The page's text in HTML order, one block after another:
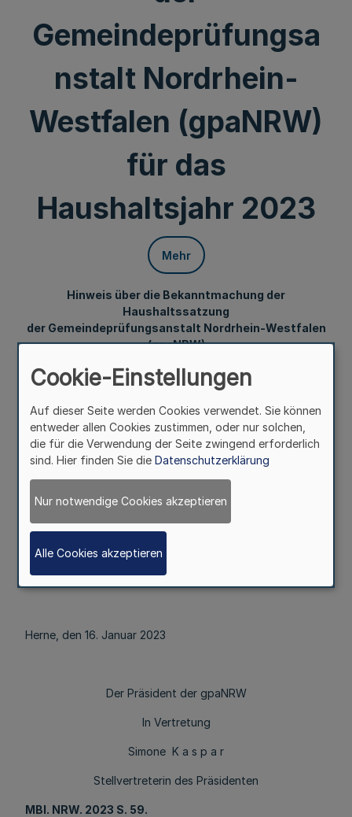
Gemeindeprüfungsa
nstalt Nordrhein-
Westfalen (gpaNRW)
für das
Haushaltsjahr 2023
Mehr
Hinweis über die Bekanntmachung der
Haushaltssatzung
der Gemeindeprüfungsanstalt Nordrhein-Westfalen
(gpaNRW)
Bekanntmachung
der Gemeindeprüfungsanstalt Nordrhein-Westfalen
Vom 16. Januar 2023
Die Haushaltssatzung der Gemeindeprüfungsanstalt
2023 ist im Internet unter https://gpanrw.de/aktuelles
öffentlich bekannt gemacht worden.
Herne, den 16. Januar 2023
Der Präsident der gpaNRW
In Vertretung
Simone K a s p a r
Stellvertreterin des Präsidenten
MBl. NRW. 2023 S. 59.
Cookie-Einstellungen
Auf dieser Seite werden Cookies verwendet. Sie können
entweder allen Cookies zustimmen, oder nur solchen,
die für die Verwendung der Seite zwingend erforderlich
sind. Hier finden Sie die Datenschutzerklärung
Nur notwendige Cookies akzeptieren
Alle Cookies akzeptieren